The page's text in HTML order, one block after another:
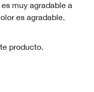
muy agradable a
es agradable.
producto.